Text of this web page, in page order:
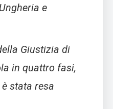
e
Giustizia di
in quattro fasi,
stata resa